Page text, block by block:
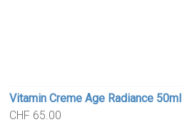
Vitamin Creme Age Radiance 50ml
CHF 65.00